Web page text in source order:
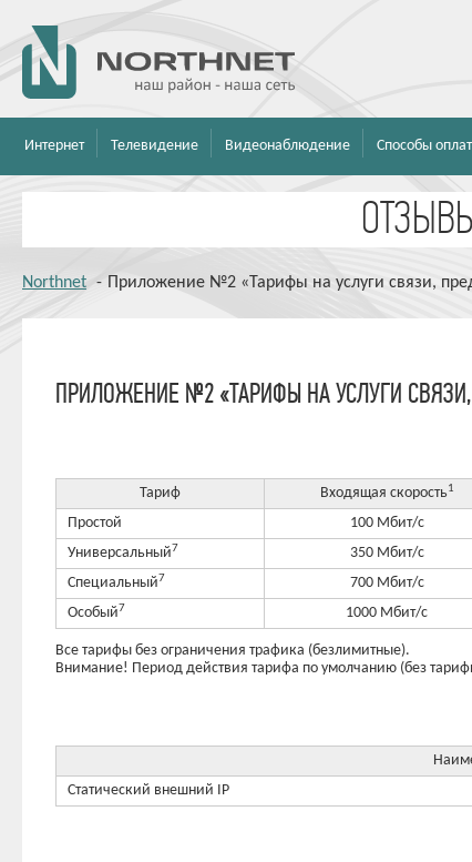
Интернет Телевидение Видеонаблюдение Способы
Northnet - Приложение №2 «Тарифы на услуги связи,
ПРИЛОЖЕНИЕ №2 «ТАРИФЫ НА УСЛУГИ
Тариф Входящая cкорость1
Простой 100 Мбит/с
Универсальный7 350 Мбит/с
Специальный7 700 Мбит/с
Особый7 1000 Мбит/с
Все тарифы без ограничения трафика (безлимитные).
Внимание! Период действия тарифа по умолчанию (без
Статический внешний IP